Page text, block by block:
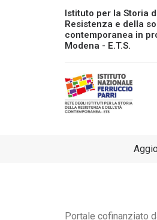
Istituto per la Storia
Resistenza e della
contemporanea in
Modena - E.T.S.
Portale cofinanziato